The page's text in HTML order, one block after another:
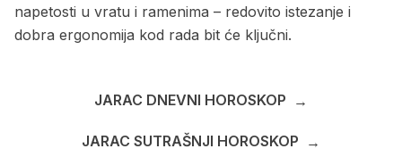
napetosti u vratu i ramenima – redovito istezanje i
dobra ergonomija kod rada bit će ključni.
JARAC DNEVNI HOROSKOP →
JARAC SUTRAŠNJI HOROSKOP →